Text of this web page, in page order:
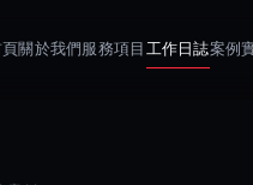
關於我們服務項目工作日誌案例